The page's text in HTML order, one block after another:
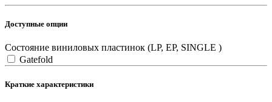
Доступные опции
Состояние виниловых пластинок (LP, EP, SINGLE )
Gatefold
Краткие характеристики